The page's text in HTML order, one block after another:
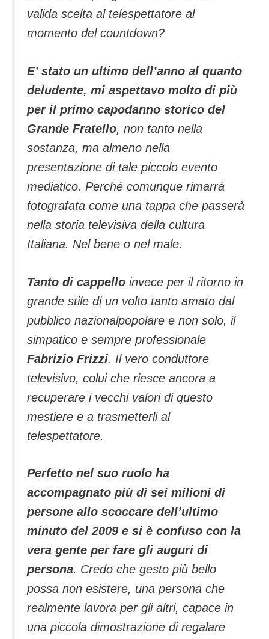
valida scelta al telespettatore al
momento del countdown?
E’ stato un ultimo dell’anno al quanto
deludente, mi aspettavo molto di più
per il primo capodanno storico del
Grande Fratello, non tanto nella
sostanza, ma almeno nella
presentazione di tale piccolo evento
mediatico. Perché comunque rimarrà
fotografata come una tappa che passerà
nella storia televisiva della cultura
Italiana. Nel bene o nel male.
Tanto di cappello invece per il ritorno in
grande stile di un volto tanto amato dal
pubblico nazionalpopolare e non solo, il
simpatico e sempre professionale
Fabrizio Frizzi. Il vero conduttore
televisivo, colui che riesce ancora a
recuperare i vecchi valori di questo
mestiere e a trasmetterli al
telespettatore.
Perfetto nel suo ruolo ha
accompagnato più di sei milioni di
persone allo scoccare dell’ultimo
minuto del 2009 e si è confuso con la
vera gente per fare gli auguri di
persona. Credo che gesto più bello
possa non esistere, una persona che
realmente lavora per gli altri, capace in
una piccola dimostrazione di regalare